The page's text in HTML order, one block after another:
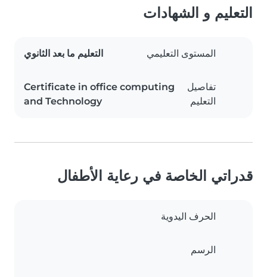
التعليم و الشهادات
المستوى التعليمي التعليم ما بعد الثانوي
تفاصيل
التعليم
Certificate in office computing
and Technology
قدراتي الخاصة في رعاية الأطفال
الحرف اليدوية
الرسم